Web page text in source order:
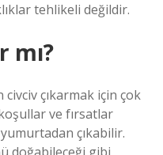
tehlikeli değildir.
mı?
çıkarmak için çok
ve fırsatlar
çıkabilir.